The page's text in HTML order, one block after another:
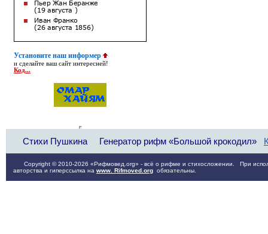
Установите наш информер
и сделайте ваш сайт интересней!
Код...
Стихи Пушкина Генератор рифм «Большой крокодил»
Copyright © 2010-2026 «Рифмовед.org» - всё о рифме и стихосложении. При
авторства и гиперссылка на www. Rifmoved.org обязательны.